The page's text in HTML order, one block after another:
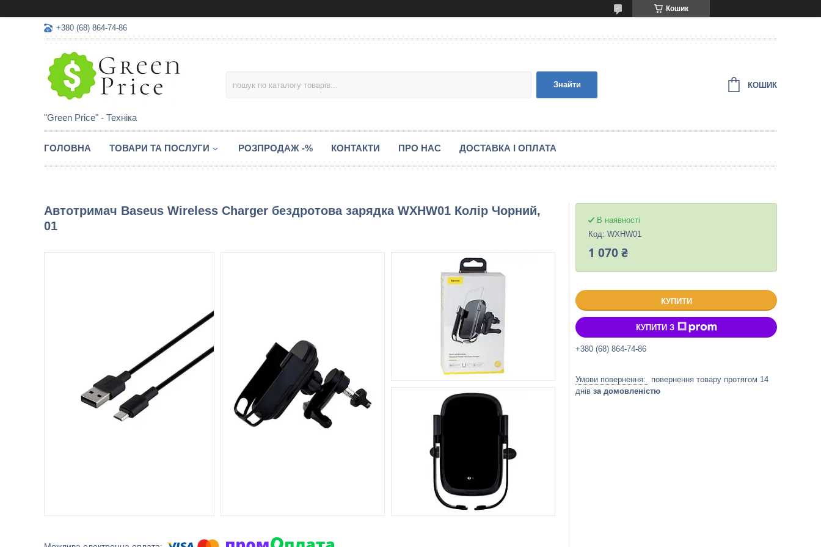
Кошик
+380 (68) 864-74-86
"Green Price" - Техніка
Знайти КОШИК
ГОЛОВНА ТОВАРИ ТА ПОСЛУГИ РОЗПРОДАЖ -% КОНТАКТИ ПРО НАС ДОСТАВКА І ОПЛАТА
Автотримач Baseus Wireless Charger бездротова зарядка WXHW01 Колір Чорний,
01
В наявності
Код: WXHW01
1 070 ₴
КУПИТИ
КУПИТИ З
+380 (68) 864-74-86
повернення товару протягом 14
днів за домовленістю